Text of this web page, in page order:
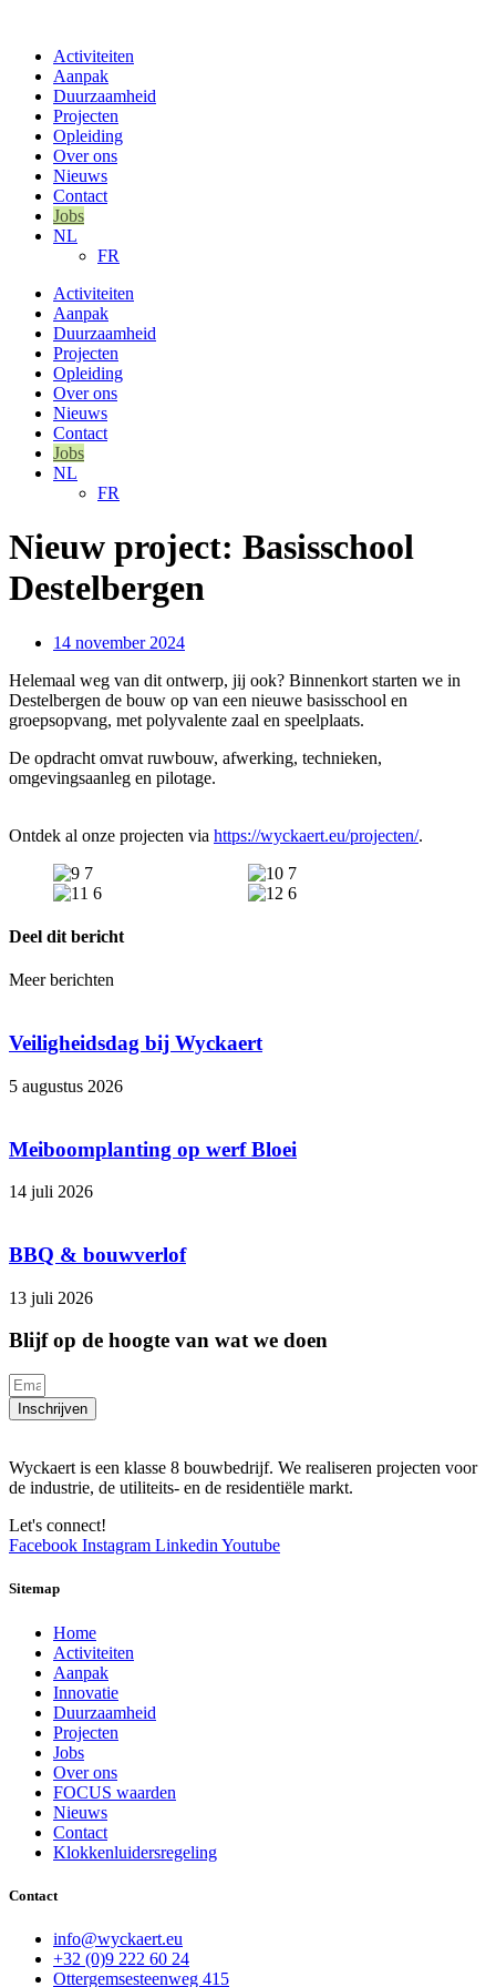
inhoud
Activiteiten
Aanpak
Duurzaamheid
Projecten
Opleiding
Over ons
Nieuws
Contact
Jobs
NL
FR
Activiteiten
Aanpak
Duurzaamheid
Projecten
Opleiding
Over ons
Nieuws
Contact
Jobs
NL
FR
Nieuw project: Basisschool
Destelbergen
14 november 2024
Helemaal weg van dit ontwerp, jij ook? Binnenkort starten we in
Destelbergen de bouw op van een nieuwe basisschool en
groepsopvang, met polyvalente zaal en speelplaats.
De opdracht omvat ruwbouw, afwerking, technieken,
omgevingsaanleg en pilotage.
Ontdek al onze projecten via https://wyckaert.eu/projecten/.
Deel dit bericht
Meer berichten
Veiligheidsdag bij Wyckaert
5 augustus 2026
Meiboomplanting op werf Bloei
14 juli 2026
BBQ & bouwverlof
13 juli 2026
Blijf op de hoogte van wat we doen
Inschrijven
Wyckaert is een klasse 8 bouwbedrijf. We realiseren projecten voor
de industrie, de utiliteits- en de residentiële markt.
Let's connect!
Facebook Instagram Linkedin Youtube
Sitemap
Home
Activiteiten
Aanpak
Innovatie
Duurzaamheid
Projecten
Jobs
Over ons
FOCUS waarden
Nieuws
Contact
Klokkenluidersregeling
Contact
info@wyckaert.eu
+32 (0)9 222 60 24
Ottergemsesteenweg 415